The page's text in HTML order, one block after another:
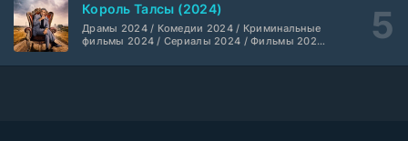
Чудо-человек (2026)
1 сезон
8 серия
Король Талсы (2024)
Драмы 2024 / Комедии 2024 / Криминальные
фильмы 2024 / Сериалы 2024 / Фильмы 2024